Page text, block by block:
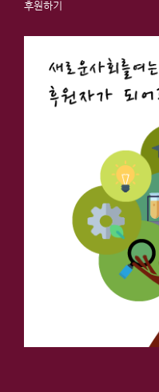
후원하기